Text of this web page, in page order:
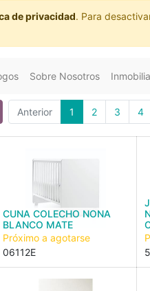
de privacidad. Para
Sobre Nosotros
Anterior 1 2 3 4
CUNA COLECHO NONA
BLANCO MATE
Próximo a agotarse
06112E